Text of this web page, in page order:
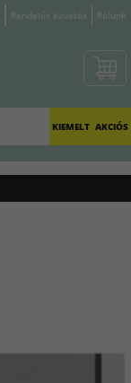
Rólunk
Rendelés követés
AKCIÓS
KIEMELT